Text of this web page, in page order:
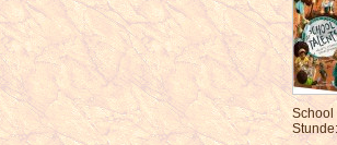
School